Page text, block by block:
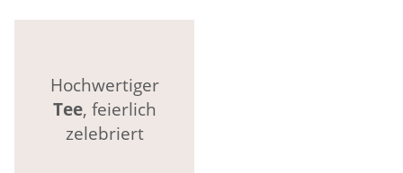
Hochwertiger
Tee, feierlich
zelebriert